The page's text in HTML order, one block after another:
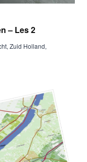
– Les 2
Zuid Holland,